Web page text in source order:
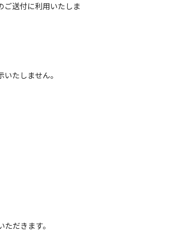
ご送付に利用いたしま
たしません。
だきます。